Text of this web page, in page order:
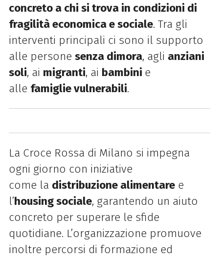
concreto a chi si trova in condizioni di
fragilità economica e sociale. Tra gli
interventi principali ci sono il supporto
alle persone senza dimora, agli anziani
soli, ai migranti, ai bambini e
alle famiglie vulnerabili.
La Croce Rossa di Milano si impegna
ogni giorno con iniziative
come la distribuzione alimentaree
l’housing sociale, garantendo un aiuto
concreto per superare le sfide
quotidiane. L’organizzazione promuove
inoltre percorsi di formazione ed